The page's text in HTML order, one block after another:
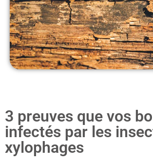
3 preuves que vos
infectés par les
xylophages